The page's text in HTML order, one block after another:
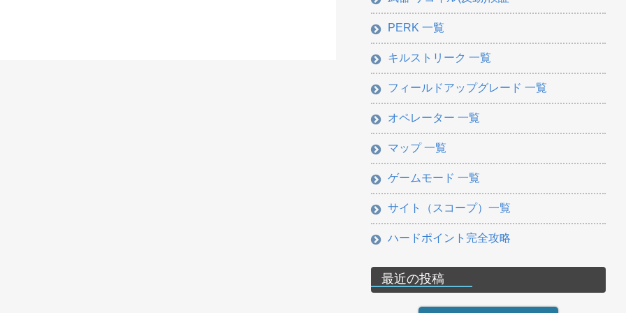
PERK 一覧
キルストリーク 一覧
フィールドアップグレード 一覧
オペレーター 一覧
マップ 一覧
ゲームモード 一覧
サイト（スコープ）一覧
ハードポイント完全攻略
最近の投稿